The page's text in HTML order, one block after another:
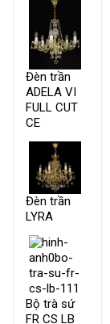
Đèn trần
ADELA VI
FULL CUT
CE
Đèn trần
LYRA
Bộ trà sứ ​
FR CS LB